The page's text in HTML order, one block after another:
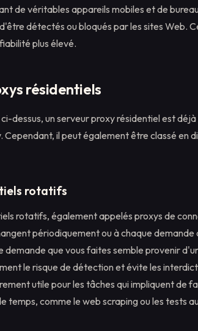
de véritables appareils mobiles et de
détectés ou bloqués par les sites Web.
plus élevé.
résidentiels
dessus, un serveur proxy résidentiel est
Cependant, il peut également être classé en
rotatifs
rotatifs, également appelés proxys de
périodiquement ou à chaque
demande que vous faites semble provenir
le risque de détection et évite les
utile pour les tâches qui impliquent de
temps, comme le web scraping ou les tests